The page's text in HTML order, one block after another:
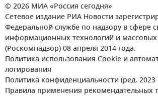
© 2026 МИА «Россия сегодня»
Сетевое издание РИА Новости
Федеральной службе по надзору в сфере
информационных технологий и
(Роскомнадзор) 08 апреля 2014 года.
Политика использования Cookie и
логирования
Политика конфиденциальности (ред. 2023
Правила применения рекомендательных